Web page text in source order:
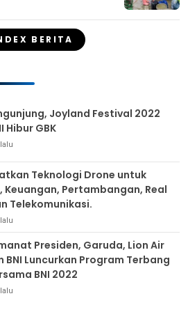
BERITA
Joyland Festival 2022
Hibur GBK
Teknologi Drone untuk
Keuangan, Pertambangan, Real
Telekomunikasi.
Presiden, Garuda, Lion Air
BNI Luncurkan Program Terbang
BNI 2022